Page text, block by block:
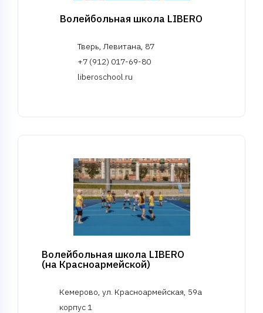
Волейбольная школа LIBERO
Тверь, Левитана, 87
+7 (912) 017-69-80
liberoschool.ru
Волейбольная школа LIBERO
(на Красноармейской)
Кемерово, ул. Красноармейская, 59а
корпус 1